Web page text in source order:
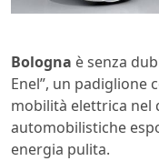
Bologna è senza
Enel”, un padiglione
mobilità elettrica nel
automobilistiche
energia pulita.